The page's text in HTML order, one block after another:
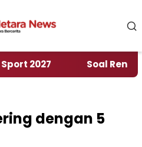
‎Soal Rencana
dengan 5